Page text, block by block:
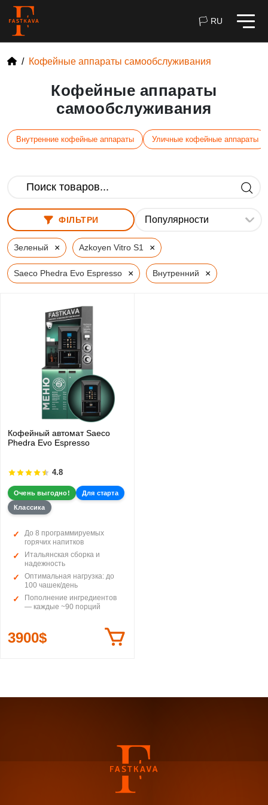
🏳 RU
Кофейные аппараты самообслуживания
Кофейные аппараты
самообслуживания
Внутренние кофейные аппараты Уличные кофейные аппараты
ФІЛЬТРИ
Зеленый × Azkoyen Vitro S1 ×
Saeco Phedra Evo Espresso × Внутренний ×
Кофейный автомат Saeco
Phedra Evo Espresso
4.8
Очень выгодно!
Для старта
Классика
До 8 программируемых
горячих напитков
Итальянская сборка и
надежность
Оптимальная нагрузка: до
100 чашек/день
Пополнение ингредиентов
— каждые ~90 порций
3900$